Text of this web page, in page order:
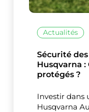
Actualités
Sécurité
Husqvarna
protégés ?
Investir dans
Husqvarna